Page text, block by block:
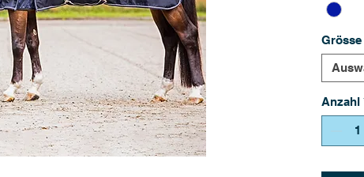
Grösse
Anzahl